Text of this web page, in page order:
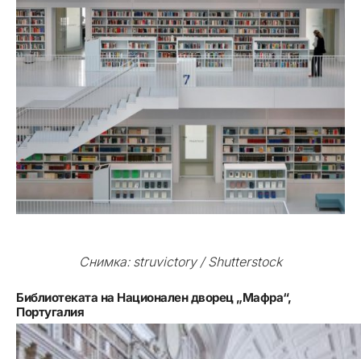
Снимка: struvictory / Shutterstock
Библиотеката на Национален дворец „Мафра“,
Португалия